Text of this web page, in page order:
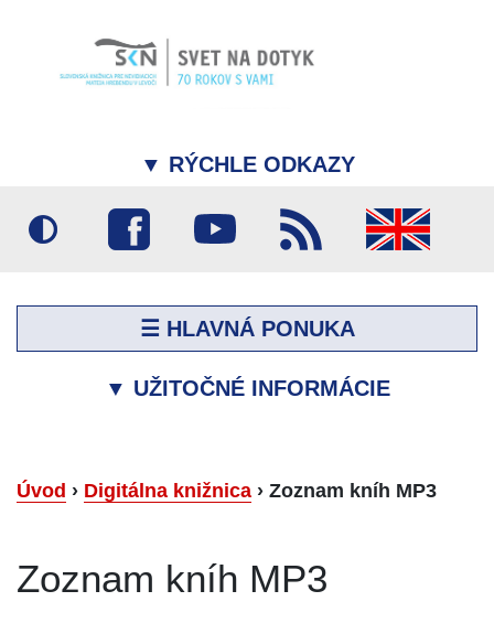
▼ RÝCHLE ODKAZY
☰ HLAVNÁ PONUKA
▼ UŽITOČNÉ INFORMÁCIE
Úvod › Digitálna knižnica › Zoznam kníh MP3
Zoznam kníh MP3